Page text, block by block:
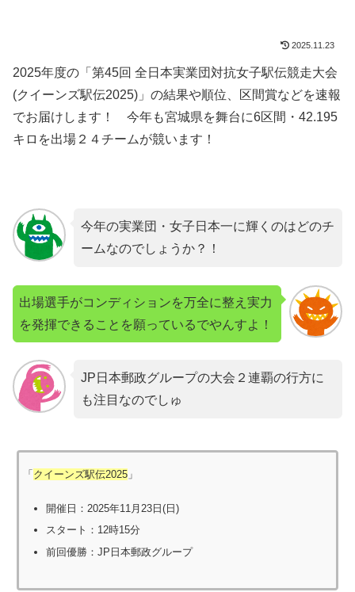
2025.11.23
2025年度の「第45回 全日本実業団対抗女子駅伝競走大会
(クイーンズ駅伝2025)」の結果や順位、区間賞などを速報
でお届けします！ 今年も宮城県を舞台に6区間・42.195
キロを出場２４チームが競います！
今年の実業団・女子日本一に輝くのはどのチ
ームなのでしょうか？！
出場選手がコンディションを万全に整え実力
を発揮できることを願っているでやんすよ！
JP日本郵政グループの大会２連覇の行方に
も注目なのでしゅ
「 クイーンズ駅伝2025 」
開催日：2025年11月23日(日)
スタート：12時15分
前回優勝：JP日本郵政グループ